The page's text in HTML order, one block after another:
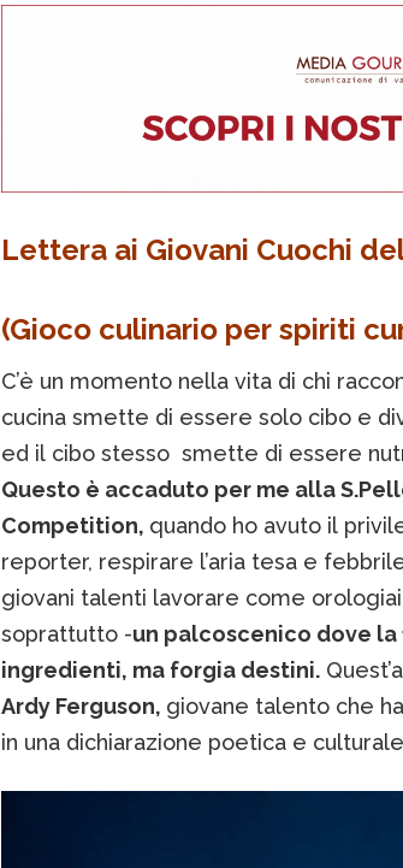
Lettera ai Giovani Cuochi
(Gioco culinario per spiriti
C’è un momento nella vita di chi
cucina smette di essere solo cibo e
ed il cibo stesso smette di essere
Questo è accaduto per me alla
Competition, quando ho avuto il
reporter, respirare l’aria tesa e
giovani talenti lavorare come
soprattutto -un palcoscenico dove
ingredienti, ma forgia destini.
Ardy Ferguson, giovane talento che
in una dichiarazione poetica e